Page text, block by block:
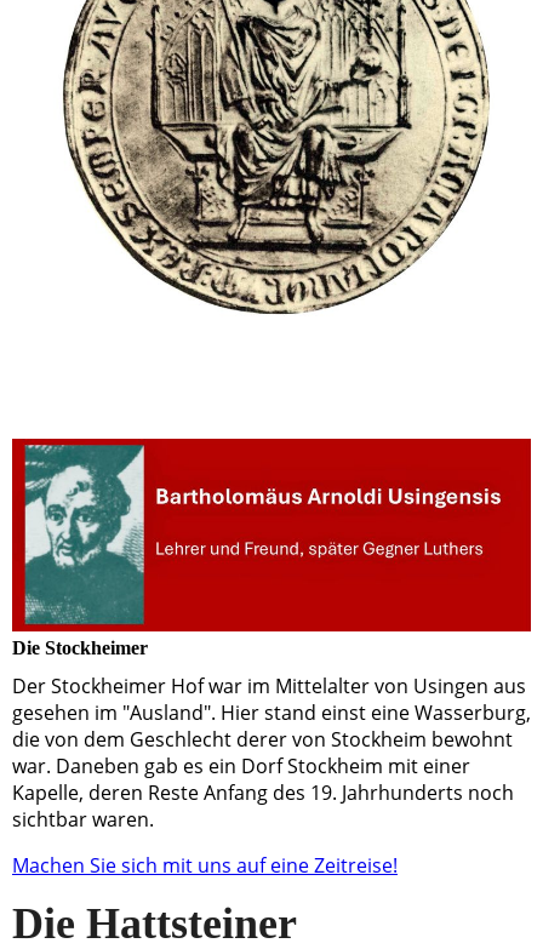
Die Stockheimer
Der Stockheimer Hof war im Mittelalter von Usingen aus
gesehen im "Ausland". Hier stand einst eine Wasserburg,
die von dem Geschlecht derer von Stockheim bewohnt
war. Daneben gab es ein Dorf Stockheim mit einer
Kapelle, deren Reste Anfang des 19. Jahrhunderts noch
sichtbar waren.
Machen Sie sich mit uns auf eine Zeitreise!
Die Hattsteiner